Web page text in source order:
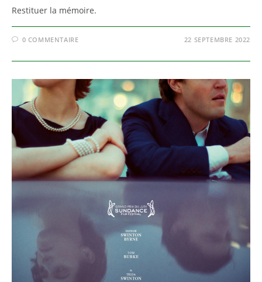
Restituer la mémoire.
0 COMMENTAIRE 22 SEPTEMBRE 2022